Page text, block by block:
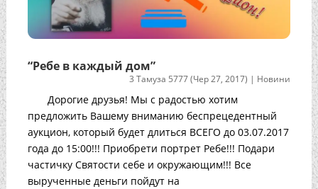
“Ребе в каждый дом”
3 Тамуза 5777 (Чер 27, 2017) | Новини
Дорогие друзья! Мы с радостью хотим
предложить Вашему вниманию беспрецедентный
аукцион, который будет длиться ВСЕГО до 03.07.2017
года до 15:00!!! Приобрети портрет Ребе!!! Подари
частичку Святости себе и окружающим!!! Все
вырученные деньги пойдут на